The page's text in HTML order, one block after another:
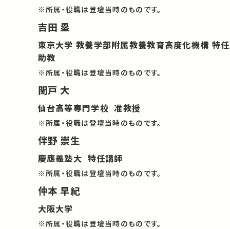
※所属・役職は登壇当時のものです。
吉田 塁
東京大学 教養学部附属教養教育高度化機構 特任
助教
※所属・役職は登壇当時のものです。
関戸 大
仙台高等専門学校 准教授
※所属・役職は登壇当時のものです。
伴野 崇生
慶應義塾大 特任講師
※所属・役職は登壇当時のものです。
仲本 早紀
大阪大学
※所属・役職は登壇当時のものです。